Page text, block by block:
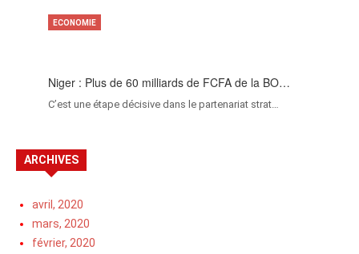
Niger : Plus de 60 milliards de FCFA de la BO…
C’est une étape décisive dans le partenariat strat…
ECONOMIE
ARCHIVES
avril, 2020
mars, 2020
février, 2020